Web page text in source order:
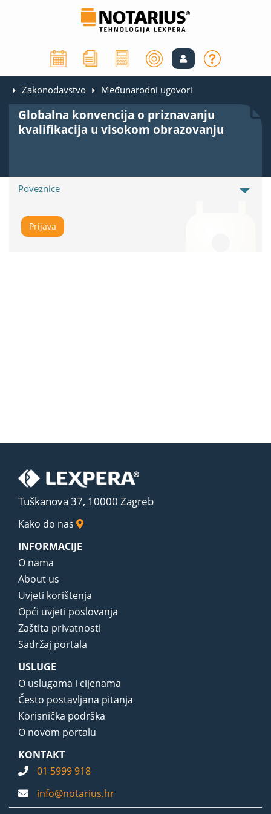
Zakonodavstvo Međunarodni ugovori
Globalna konvencija o priznavanju
kvalifikacija u visokom obrazovanju
Poveznice
Prijava
Tuškanova 37, 10000 Zagreb
Kako do nas
INFORMACIJE
O nama
About us
Uvjeti korištenja
Opći uvjeti poslovanja
Zaštita privatnosti
Sadržaj portala
USLUGE
O uslugama i cijenama
Često postavljana pitanja
Korisnička podrška
O novom portalu
KONTAKT
01 5999 918
info@notarius.hr